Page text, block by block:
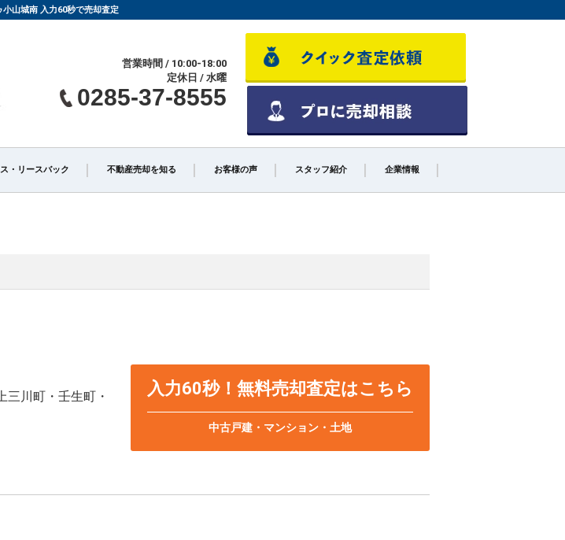
山城南 入力60秒で売却査定
営業時間 / 10:00-18:00
定休日 / 水曜
0285-37-8555
・リースバック 不動産売却を知る お客様の声 スタッフ紹介 企業情報
川町・壬生町・
入力60秒！無料売却査定はこちら
中古戸建・マンション・土地